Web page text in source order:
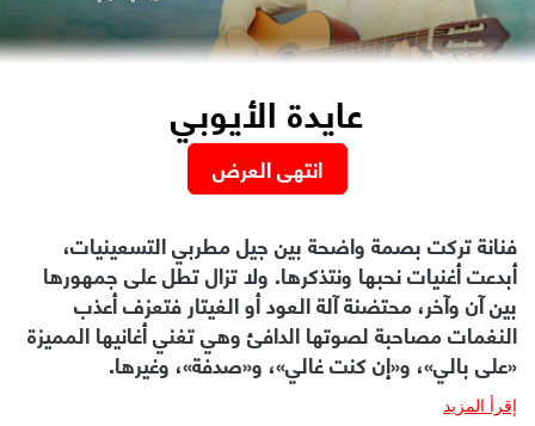
عايدة الأيوبي
انتهى العرض
فنانة تركت بصمة واضحة بين جيل مطربي التسعينيات،
أبدعت أغنيات نحبها ونتذكرها. ولا تزال تطل على جمهورها
بين آن وآخر، محتضنة آلة العود أو الغيتار فتعزف أعذب
النغمات مصاحبة لصوتها الدافئ وهي تغني أغانيها المميزة
«على بالي»، و«إن كنت غالي»، و«صدفة»، وغيرها.
إقرأ المزيد